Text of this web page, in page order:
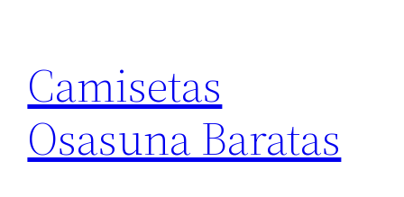
contenido
Camisetas
Osasuna Baratas